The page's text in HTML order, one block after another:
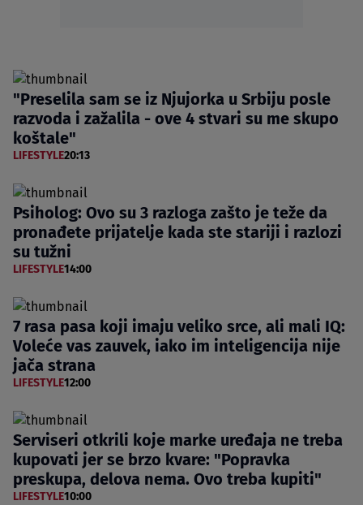
"Preselila sam se iz Njujorka u Srbiju posle
razvoda i zažalila - ove 4 stvari su me skupo
koštale"
LIFESTYLE20:13
Psiholog: Ovo su 3 razloga zašto je teže da
pronađete prijatelje kada ste stariji i razlozi
su tužni
LIFESTYLE14:00
7 rasa pasa koji imaju veliko srce, ali mali IQ:
Voleće vas zauvek, iako im inteligencija nije
jača strana
LIFESTYLE12:00
Serviseri otkrili koje marke uređaja ne treba
kupovati jer se brzo kvare: "Popravka
preskupa, delova nema. Ovo treba kupiti"
LIFESTYLE10:00